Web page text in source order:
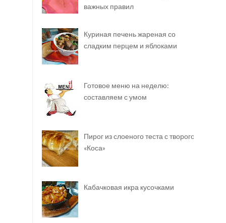
важных правил
Куриная печень жареная со
сладким перцем и яблоками
Готовое меню на неделю:
составляем с умом
Пирог из слоеного теста с творогом
«Коса»
Кабачковая икра кусочками